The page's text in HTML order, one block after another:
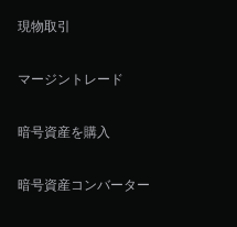
現物取引
マージントレード
暗号資産を購入
暗号資産コンバーター